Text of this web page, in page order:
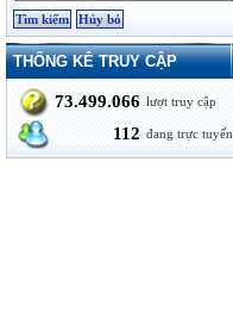
THỐNG KÊ TRUY CẬP
73.499.066 lượt truy cập
112 đang trực tuyến